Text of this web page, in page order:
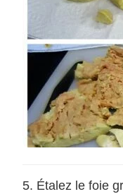
Étalez le foie